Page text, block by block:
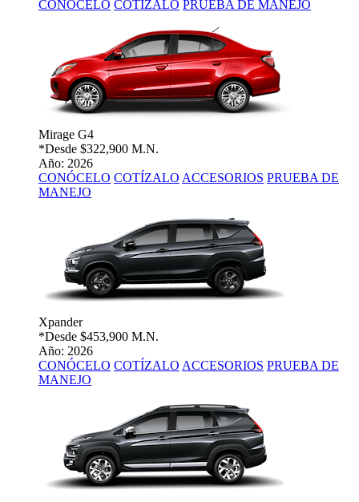
CONÓCELO COTÍZALO PRUEBA DE MANEJO
Mirage G4
*Desde $322,900 M.N.
Año: 2026
CONÓCELO COTÍZALO ACCESORIOS PRUEBA DE
MANEJO
Xpander
*Desde $453,900 M.N.
Año: 2026
CONÓCELO COTÍZALO ACCESORIOS PRUEBA DE
MANEJO